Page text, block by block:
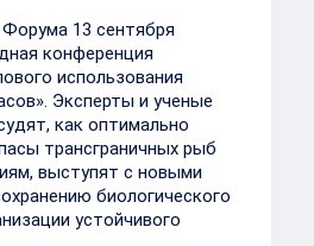
13 сентября
конференция
использования
Эксперты и ученые
как оптимально
трансграничных рыб
выступят с новыми
биологического
устойчивого